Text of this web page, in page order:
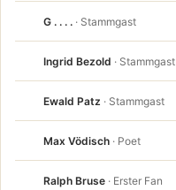
G . . . . · Stammgast
Ingrid Bezold · Stammgast
Ewald Patz · Stammgast
Max Vödisch · Poet
Ralph Bruse · Erster Fan